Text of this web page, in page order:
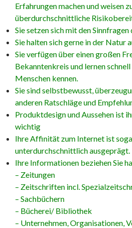
Erfahrungen machen und weisen
überdurchschnittliche
Sie setzen sich mit den Sinnfragen
Sie halten sich gerne in der Natur
Sie verfügen über einen großen
Bekanntenkreis und lernen
Menschen kennen.
Sie sind selbstbewusst,
anderen Ratschläge und
Produktdesign und Aussehen ist
wichtig
Ihre Affinität zum Internet ist
unterdurchschnittlich ausgeprägt.
Ihre Informationen beziehen Sie
– Zeitungen
– Zeitschriften incl.
– Sachbüchern
– Bücherei/ Bibliothek
– Unternehmen, Organisationen,